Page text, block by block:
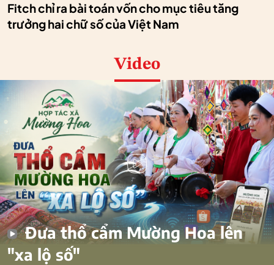
Fitch chỉ ra bài toán vốn cho mục tiêu tăng
trưởng hai chữ số của Việt Nam
Video
Đưa thổ cẩm Mường Hoa lên
"xa lộ số"